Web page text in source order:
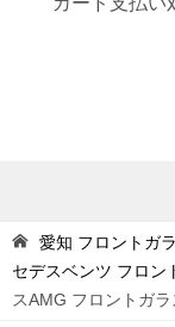
愛知 フロントガ
セデスベンツ フロン
スAMG フロントガ